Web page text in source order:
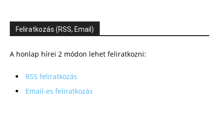
Feliratkozás (RSS, Email)
A honlap hírei 2 módon lehet feliratkozni:
RSS feliratkozás
Email-es feliratkozás